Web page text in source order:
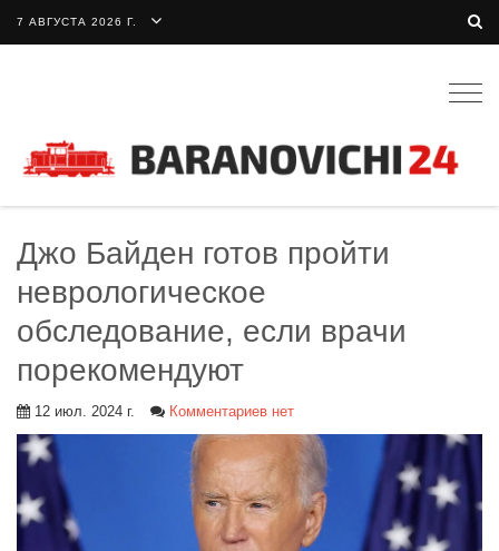
7 АВГУСТА 2026 Г.
Джо Байден готов пройти
неврологическое
обследование, если врачи
порекомендуют
12 июл. 2024 г. Комментариев нет